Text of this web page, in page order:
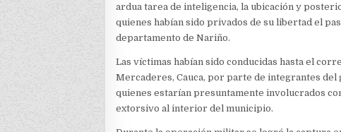
ardua tarea de inteligencia, la ubicación y
quienes habían sido privados de su libertad el
departamento de Nariño.
Las víctimas habían sido conducidas hasta el
Mercaderes, Cauca, por parte de integrantes
quienes estarían presuntamente involucrados
extorsivo al interior del municipio.